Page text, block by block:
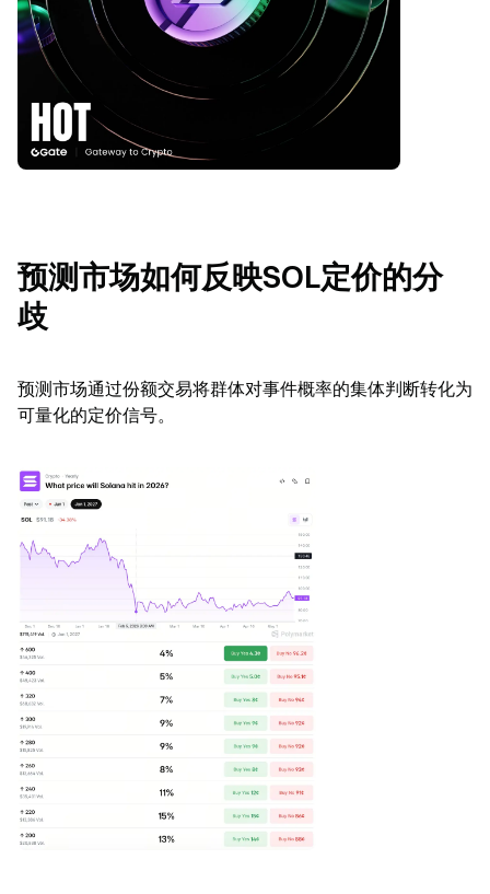
预测市场如何反映SOL定价的分
歧
预测市场通过份额交易将群体对事件概率的集体判断转化为
可量化的定价信号。